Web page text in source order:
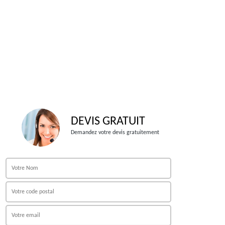
DEVIS GRATUIT
Demandez votre devis gratuitement